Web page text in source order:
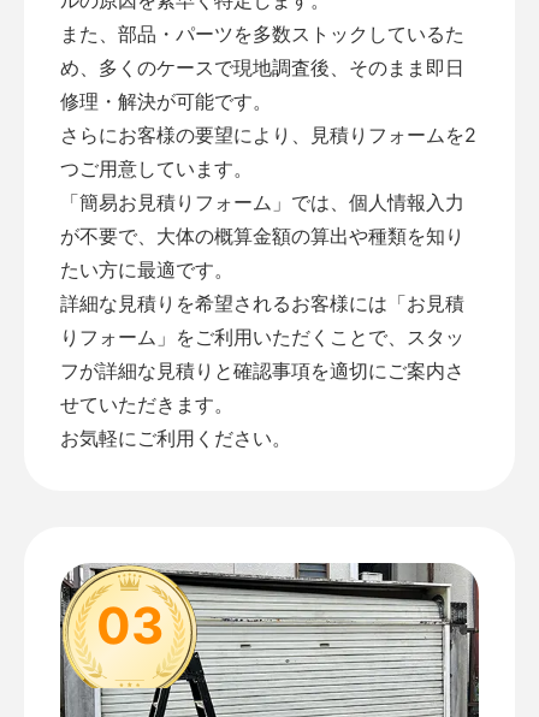
また、部品・パーツを多数ストックしているた
め、多くのケースで現地調査後、そのまま即日
修理・解決が可能です。
さらにお客様の要望により、見積りフォームを2
つご用意しています。
「簡易お見積りフォーム 」では、個人情報入力
が不要で、大体の概算金額の算出や種類を知り
たい方に最適です。
詳細な見積りを希望されるお客様には「お見積
りフォーム 」をご利用いただくことで、スタッ
フが詳細な見積りと確認事項を適切にご案内さ
せていただきます。
お気軽にご利用ください。
03